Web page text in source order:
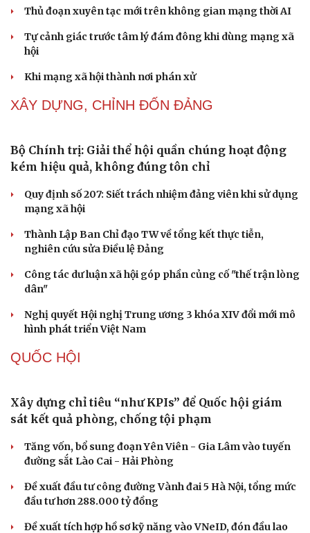
Cải chính
“Đô thị xanh - từ yêu cầu thích ứng đến động lực phát
triển”
Lời ru còn mãi trên đảo Lý Sơn
NHẬN DIỆN SỰ THẬT
chứng minh qua những số liệu cụ thể
Thực tiễn vận hành chính quyền ba cấp bác bỏ mọi luận
điệu xuyên tạc
Thủ đoạn xuyên tạc mới trên không gian mạng thời AI
Tự cảnh giác trước tâm lý đám đông khi dùng mạng xã
hội
Khi mạng xã hội thành nơi phán xử
NHẬN DIỆN SỰ THẬT
Thực tiễn vận hành chính quyền ba cấp bác bỏ mọi luận
điệu xuyên tạc
Thủ đoạn xuyên tạc mới trên không gian mạng thời AI
Tự cảnh giác trước tâm lý đám đông khi dùng mạng xã
hội
Khi mạng xã hội thành nơi phán xử